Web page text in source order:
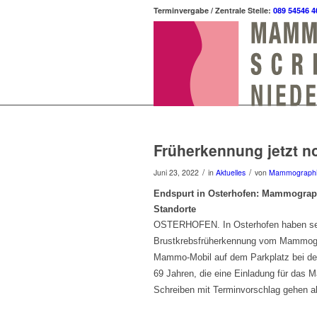
Terminvergabe / Zentrale Stelle: 089 54546
Früherkennung jetzt
Juni 23, 2022 / in Aktuelles / von
Endspurt in Osterhofen:
Standorte
OSTERHOFEN. In Osterhofen haben
Brustkrebsfrüherkennung vom
Mammo-Mobil auf dem Parkplatz bei
69 Jahren, die eine Einladung für das
Schreiben mit Terminvorschlag gehen